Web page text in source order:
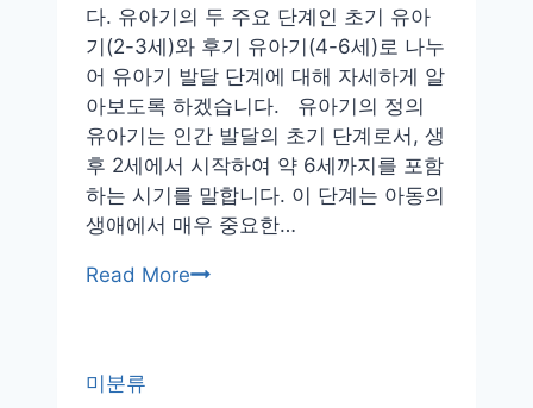
다. 유아기의 두 주요 단계인 초기 유아
기(2-3세)와 후기 유아기(4-6세)로 나누
어 유아기 발달 단계에 대해 자세하게 알
아보도록 하겠습니다. 유아기의 정의
유아기는 인간 발달의 초기 단계로서, 생
후 2세에서 시작하여 약 6세까지를 포함
하는 시기를 말합니다. 이 단계는 아동의
생애에서 매우 중요한…
Read More유
미분류